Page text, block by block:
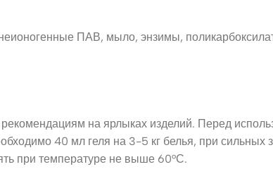
ПАВ, мыло, энзимы,
на ярлыках изделий. Перед
40 мл геля на 3-5 кг белья, при сильных
при температуре не выше 60°С.